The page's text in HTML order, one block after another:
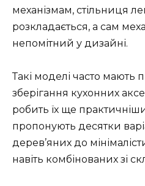
механізмам, стільниця
розкладається, а сам
непомітний у дизайні.
Такі моделі часто мають
зберігання кухонних
робить їх ще
пропонують десятки
дерев’яних до
навіть комбінованих зі